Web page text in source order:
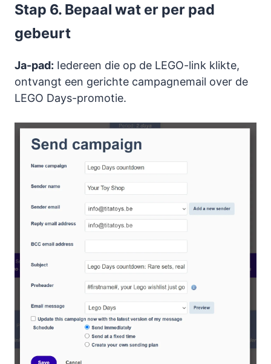
Stap 6. Bepaal wat er per pad
gebeurt
Ja-pad: Iedereen die op de LEGO-link klikte,
ontvangt een gerichte campagnemail over de
LEGO Days-promotie.